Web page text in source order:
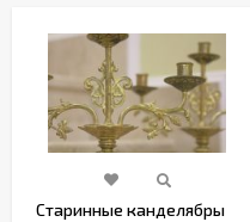
Старинные канделябры